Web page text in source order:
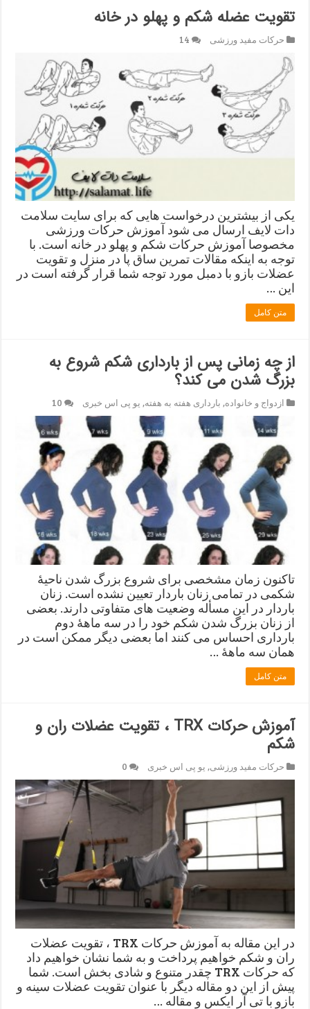
تقویت عضله شکم و پهلو در خانه
حرکات مفید ورزشی 14
یکی از بیشترین درخواست هایی که برای سایت سلامت
دات لایف ارسال می شود آموزش حرکات ورزشی
مخصوصا آموزش حرکات شکم و پهلو در خانه است. با
توجه به اینکه مقالات تمرین ساق پا در منزل و تقویت
عضلات بازو با دمبل مورد توجه شما قرار گرفته است در
این …
متن کامل
از چه زمانی پس از بارداری شکم شروع به
بزرگ شدن می کند؟
ازدواج و خانواده, بارداری هفته به هفته, یو پی اس خبری 10
تاکنون زمان مشخصی برای شروع بزرگ شدن ناحیۀ
شکمی در تمامی زنان باردار تعیین نشده است. زنان
باردار در این مسأله وضعیت های متفاوتی دارند. بعضی
از زنان بزرگ شدن شکم خود را در سه ماهۀ دوم
بارداری احساس می کنند اما بعضی دیگر ممکن است در
همان سه ماهۀ …
متن کامل
آموزش حرکات TRX ، تقویت عضلات ران و
شکم
حرکات مفید ورزشی, یو پی اس خبری 0
در این مقاله به آموزش حرکات TRX ، تقویت عضلات
ران و شکم خواهیم پرداخت و به شما نشان خواهیم داد
که حرکات TRX چقدر متنوع و شادی بخش است. شما
پیش از این دو مقاله دیگر با عنوان تقویت عضلات سینه و
بازو با تی آر ایکس و مقاله …